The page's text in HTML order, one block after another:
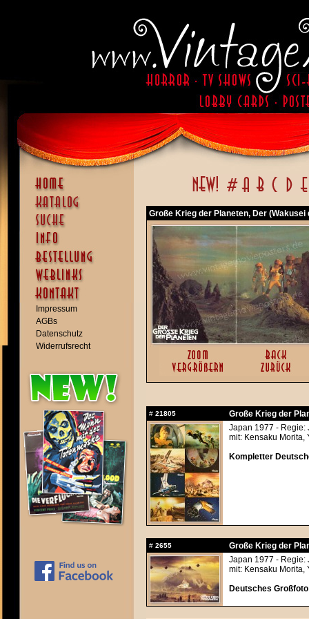
Impressum
AGBs
Datenschutz
Widerrufsrecht
Große Krieg der Planeten, Der (Wakusei
# 21805
Große Krieg der
Japan 1977 - Regie:
mit: Kensaku Morita,
Kompletter
# 2655
Große Krieg der
Japan 1977 - Regie:
mit: Kensaku Morita,
Deutsches